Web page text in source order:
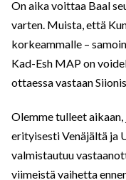
On aika voittaa Baal
varten. Muista, että
korkeammalle –
Kad-Esh MAP on
ottaessa vastaan
Olemme tulleet
erityisesti Venäjältä ja
valmistautuu
viimeistä vaihetta